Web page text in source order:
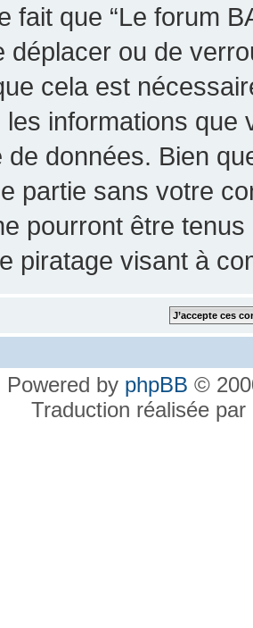
fait que “Le forum
déplacer ou de
cela est
les informations
de données. Bien
partie sans votre
pourront être
piratage visant à
Powered by phpBB ©
Traduction réalisée par